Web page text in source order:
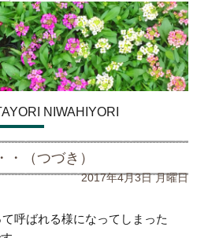
NIWAHIYORI
（つづき）
2017年4月3日 月曜日
呼ばれる様になってしまった